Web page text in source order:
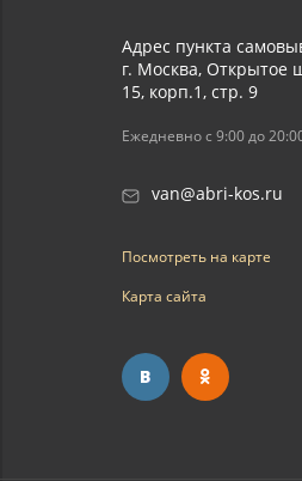
Адрес пункта
г. Москва, Открытое
15, корп.1, стр. 9
Ежедневно с 9:00 до
van@abri-kos.ru
Посмотреть на карте
Карта сайта